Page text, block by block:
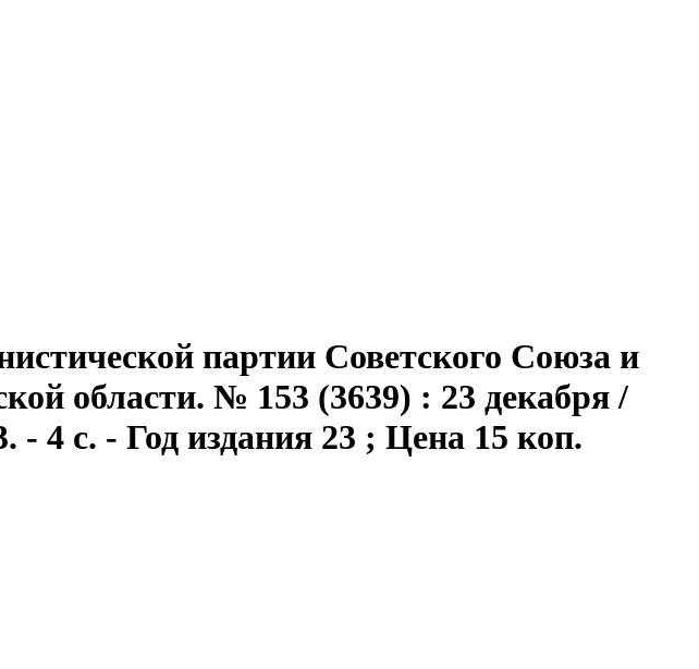
партии Советского Союза и
области. № 153 (3639) : 23 декабря /
- 4 с. - Год издания 23 ; Цена 15 коп.